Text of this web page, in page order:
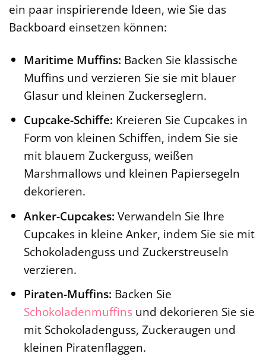
ein paar inspirierende Ideen, wie Sie das
Backboard einsetzen können:
Maritime Muffins: Backen Sie klassische
Muffins und verzieren Sie sie mit blauer
Glasur und kleinen Zuckerseglern.
Cupcake-Schiffe: Kreieren Sie Cupcakes in
Form von kleinen Schiffen, indem Sie sie
mit blauem Zuckerguss, weißen
Marshmallows und kleinen Papiersegeln
dekorieren.
Anker-Cupcakes: Verwandeln Sie Ihre
Cupcakes in kleine Anker, indem Sie sie mit
Schokoladenguss und Zuckerstreuseln
verzieren.
Piraten-Muffins: Backen Sie
Schokoladenmuffinsund dekorieren Sie sie
mit Schokoladenguss, Zuckeraugen und
kleinen Piratenflaggen.